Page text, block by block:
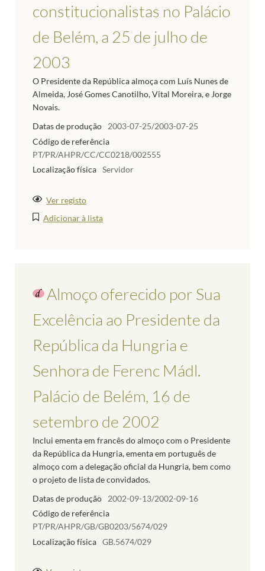
constitucionalistas no Palácio
de Belém, a 25 de julho de
2003
O Presidente da República almoça com Luís Nunes de
Almeida, José Gomes Canotilho, Vital Moreira, e Jorge
Novais.
Datas de produção
2003-07-25/2003-07-25
Código de referência
PT/PR/AHPR/CC/CC0218/002555
Localização física Servidor
Ver registo
Adicionar à lista
Almoço oferecido por Sua
Excelência ao Presidente da
República da Hungria e
Senhora de Ferenc Mádl.
Palácio de Belém, 16 de
setembro de 2002
Inclui ementa em francês do almoço com o Presidente
da República da Hungria, ementa em português de
almoço com a delegação oficial da Hungria, bem como
o projeto de lista de convidados.
Datas de produção
2002-09-13/2002-09-16
Código de referência
PT/PR/AHPR/GB/GB0203/5674/029
Localização física GB.5674/029